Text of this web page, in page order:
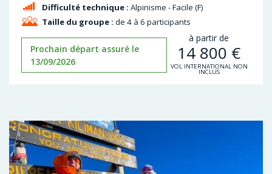
Difficulté technique : Alpinisme - Facile (F)
Taille du groupe : de 4 à 6 participants
Prochain départ assuré le
13/09/2026
à partir de
14 800 €
VOL INTERNATIONAL NON
INCLUS